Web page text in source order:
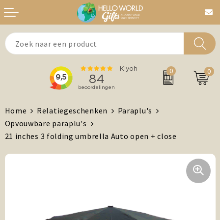
0 0
Agenda's + Kalenders
Auto en Fiets
Antistress artikelen
Brievenbuspost
Feest / Festival artikelen
Beurzen & Events
Chocolade
Dag van de Zorg
Gefeliciteerd
MVO/Duurzame geschenken
Home Relatiegeschenken
Paraplu's
Opvouwbare paraplu's
21 inches 3 folding umbrella Auto open + close